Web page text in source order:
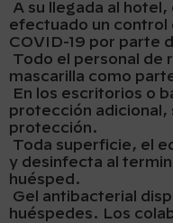
A su llegada al
efectuado un control
COVID-19 por parte
Todo el personal de
mascarilla como
En los escritorios o
protección adicional,
protección.
Toda superficie, el
y desinfecta al
huésped.
Gel antibacterial
huéspedes. Los